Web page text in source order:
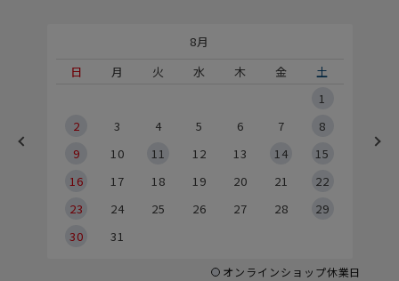
8月
日
月 火 水 木 金
土
1
2
3 4 5 6 7
8
9
10 11 12 13 14
15
16
17 18 19 20 21
22
23
24 25 26 27 28
29
30
31
オンラインショップ休業日